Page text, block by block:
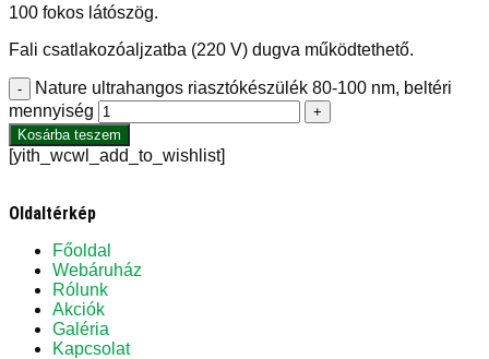
100 fokos látószög.
Fali csatlakozóaljzatba (220 V) dugva működtethető.
-
Nature ultrahangos riasztókészülék 80-100 nm, beltéri
mennyiség
+
Kosárba teszem
[yith_wcwl_add_to_wishlist]
Oldaltérkép
Főoldal
Webáruház
Rólunk
Akciók
Galéria
Kapcsolat